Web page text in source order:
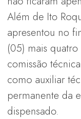
Além de Ito
apresentou no
(05) mais
comissão
como auxiliar
permanente da
dispensado.